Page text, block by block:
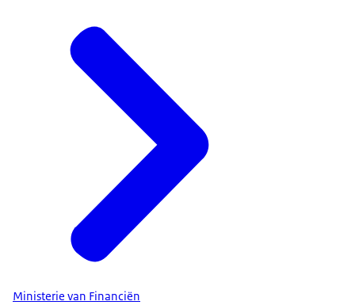
Ministerie van Financiën